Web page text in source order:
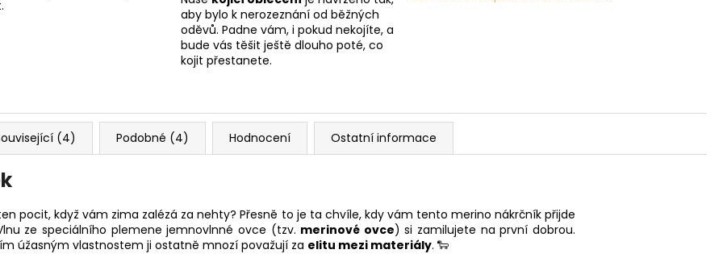
aby bylo k nerozeznání od běžných
oděvů. Padne vám, i pokud nekojíte, a
bude vás těšit ještě dlouho poté, co
kojit přestanete.
(4) Podobné (4) Hodnocení Ostatní informace
pocit, když vám zima zalézá za nehty? Přesně to je ta chvíle, kdy vám tento merino nákrčník přijde
ze speciálního plemene jemnovlnné ovce (tzv. merinové ovce) si zamilujete na první dobrou.
úžasným vlastnostem ji ostatně mnozí považují za elitu mezi materiály. 🐑